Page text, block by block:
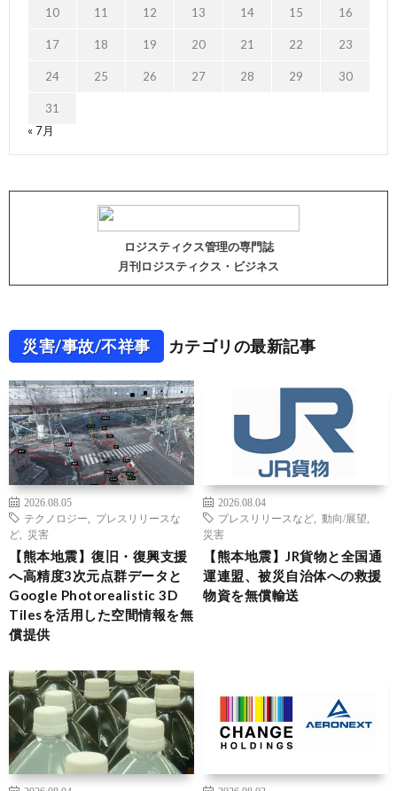
10 11 12 13 14 15 16
17 18 19 20 21 22 23
24 25 26 27 28 29 30
31
« 7月
ロジスティクス管理の専門誌
月刊ロジスティクス・ビジネス
災害/事故/不祥事 カテゴリの最新記事
2026.08.05
テクノロジー
プレスリリースな
ど
災害
【熊本地震】復旧・復興支援
へ高精度3次元点群データと
Google Photorealistic 3D
Tilesを活用した空間情報を無
償提供
2026.08.04
プレスリリースなど
動向/展望
災害
【熊本地震】JR貨物と全国通
運連盟、被災自治体への救援
物資を無償輸送